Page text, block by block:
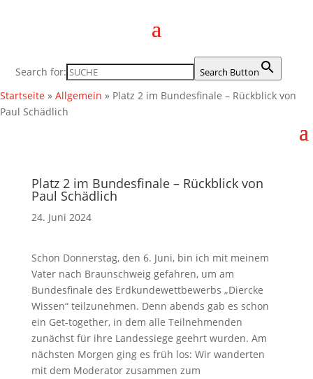
Search for: Search Button
Startseite » Allgemein » Platz 2 im Bundesfinale – Rückblick von
Paul Schädlich
Platz 2 im Bundesfinale – Rückblick von
Paul Schädlich
24. Juni 2024
Schon Donnerstag, den 6. Juni, bin ich mit meinem
Vater nach Braunschweig gefahren, um am
Bundesfinale des Erdkundewettbewerbs „Diercke
Wissen“ teilzunehmen. Denn abends gab es schon
ein Get-together, in dem alle Teilnehmenden
zunächst für ihre Landessiege geehrt wurden. Am
nächsten Morgen ging es früh los: Wir wanderten
mit dem Moderator zusammen zum